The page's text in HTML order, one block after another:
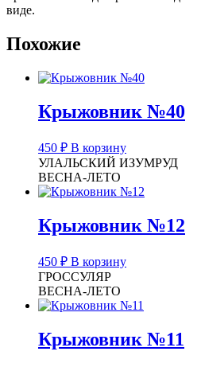
виде.
Похожие
Крыжовник №40
450 ₽ В корзину
УЛАЛЬСКИЙ ИЗУМРУД
ВЕСНА-ЛЕТО
Крыжовник №12
450 ₽ В корзину
ГРОССУЛЯР
ВЕСНА-ЛЕТО
Крыжовник №11